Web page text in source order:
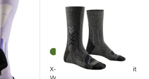
X-Socks | Wandersocken mit
Wolle X-SOCKS® HIKE